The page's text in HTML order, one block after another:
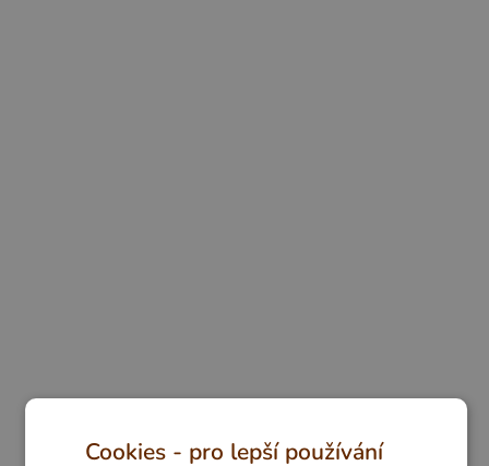
Cookies - pro lepší používání